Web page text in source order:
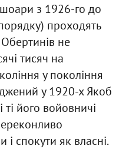
з 1926-го до
проходять
не
тисяч на
у покоління
у 1920-х Якоб
ті його войовничі
і спокути як власні.